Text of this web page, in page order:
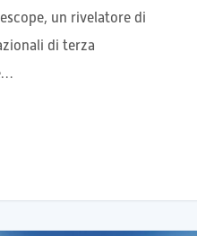
un rivelatore di
di terza